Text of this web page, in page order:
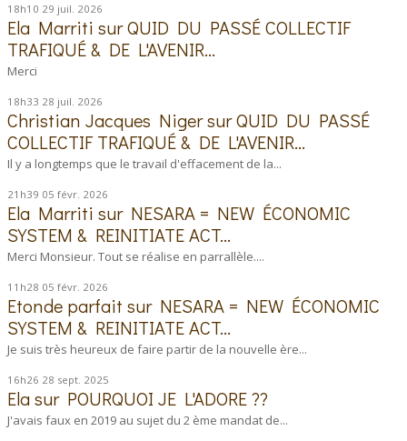
18h10 29 juil. 2026
Ela Marriti surQUID DU PASSÉ COLLECTIF
TRAFIQUÉ & DE L'AVENIR...
Merci
18h33 28 juil. 2026
Christian Jacques NigersurQUID DU PASSÉ
COLLECTIF TRAFIQUÉ & DE L'AVENIR...
Il y a longtemps que le travail d'effacement de la...
21h39 05 févr. 2026
Ela Marriti sur NESARA = NEW ÉCONOMIC
SYSTEM & REINITIATE ACT...
Merci Monsieur. Tout se réalise en parrallèle....
11h28 05 févr. 2026
Etonde parfait sur NESARA = NEW ÉCONOMIC
SYSTEM & REINITIATE ACT...
Je suis très heureux de faire partir de la nouvelle ère...
16h26 28 sept. 2025
Elasur POURQUOI JE L'ADORE ??
J'avais faux en 2019 au sujet du 2 ème mandat de...